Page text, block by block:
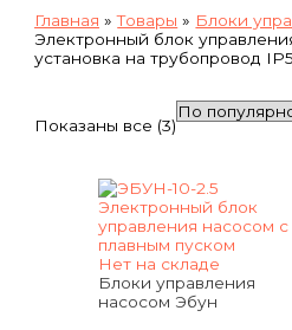
Главная Товары
Блоки
Электронный блок
установка на трубопровод
Показаны все (3)
Нет на складе
Блоки управления
насосом Эбун